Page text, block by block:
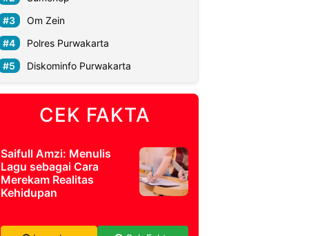
Om Zein
Polres Purwakarta
Diskominfo Purwakarta
CEK FAKTA
Saifull Amzi: Menulis
Lagu sebagai Cara
Merekam Realitas
Kehidupan